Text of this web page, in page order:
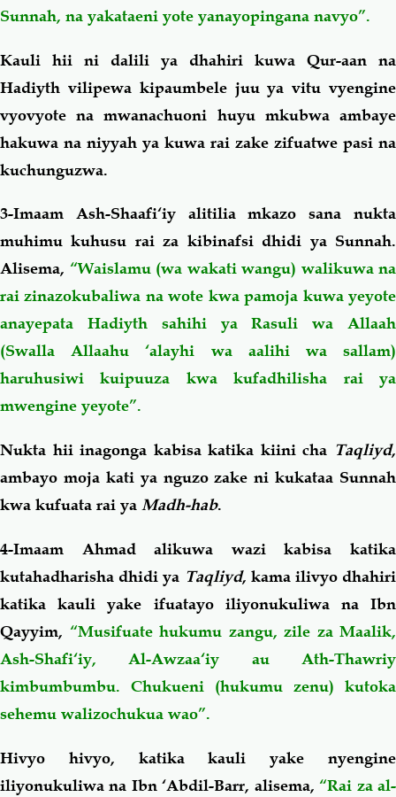
Sunnah, na yakataeni yote yanayopingana navyo”.
Kauli hii ni dalili ya dhahiri kuwa Qur-aan na
Hadiyth vilipewa kipaumbele juu ya vitu vyengine
vyovyote na mwanachuoni huyu mkubwa ambaye
hakuwa na niyyah ya kuwa rai zake zifuatwe pasi na
kuchunguzwa.
3-Imaam Ash-Shaafi‘iyalitilia mkazo sana nukta
muhimu kuhusu rai za kibinafsi dhidi ya Sunnah.
Alisema, “Waislamu (wa wakati wangu) walikuwa na
rai zinazokubaliwa na wote kwa pamoja kuwa yeyote
anayepata Hadiyth sahihi ya Rasuli wa Allaah
(Swalla Allaahu ‘alayhi wa aalihi wa sallam)
haruhusiwi kuipuuza kwa kufadhilisha rai ya
mwengine yeyote”.
Nukta hii inagonga kabisa katika kiini cha Taqliyd,
ambayo moja kati ya nguzo zake ni kukataa Sunnah
kwa kufuata rai ya Madh-hab.
4-Imaam Ahmadalikuwa wazi kabisa katika
kutahadharisha dhidi ya Taqliyd, kama ilivyo dhahiri
katika kauli yake ifuatayo iliyonukuliwa na Ibn
Qayyim, “Musifuate hukumu zangu, zile za Maalik,
Ash-Shafi‘iy, Al-Awzaa‘iy au Ath-Thawriy
kimbumbumbu. Chukueni (hukumu zenu) kutoka
sehemu walizochukua wao”.
Hivyo hivyo, katika kauli yake nyengine
iliyonukuliwa na Ibn ‘Abdil-Barr, alisema, “Rai za al-